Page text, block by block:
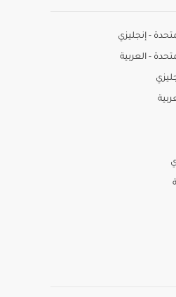
- إنجليزي
- العربية